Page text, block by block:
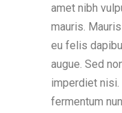
amet nibh
mauris.
eu felis
augue. Sed
imperdiet nisi.
fermentum